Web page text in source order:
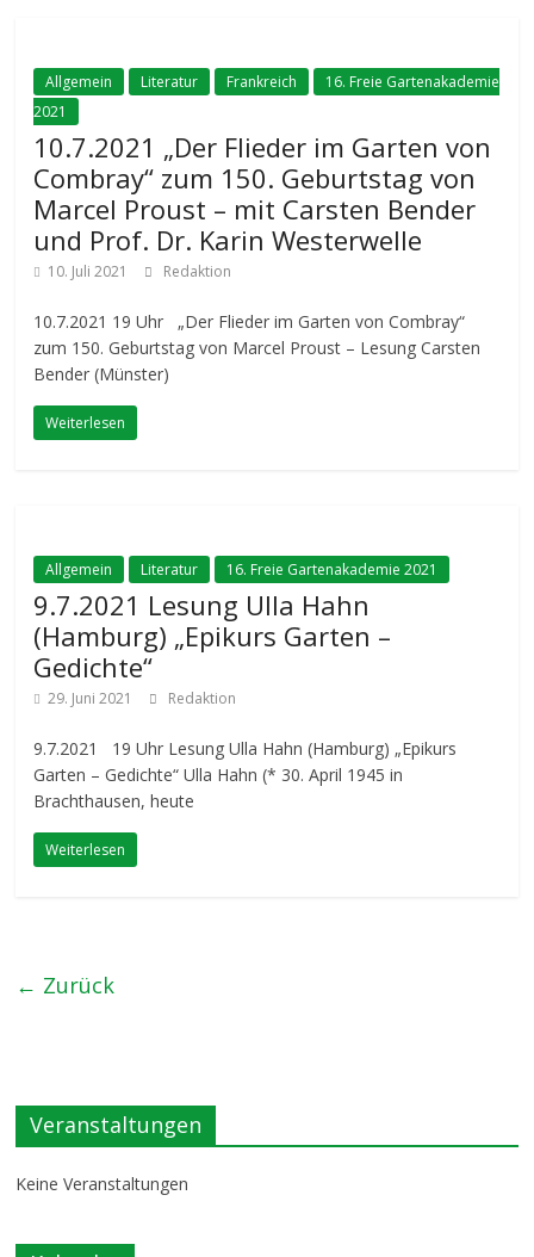
Allgemein Literatur Frankreich
16. Freie Gartenakademie
2021
10.7.2021 „Der Flieder im Garten von
Combray“ zum 150. Geburtstag von
Marcel Proust – mit Carsten Bender
und Prof. Dr. Karin Westerwelle
10. Juli 2021 Redaktion
10.7.2021 19 Uhr „Der Flieder im Garten von Combray“
zum 150. Geburtstag von Marcel Proust – Lesung Carsten
Bender (Münster)
Weiterlesen
Allgemein Literatur 16. Freie Gartenakademie 2021
9.7.2021 Lesung Ulla Hahn
(Hamburg) „Epikurs Garten –
Gedichte“
29. Juni 2021 Redaktion
9.7.2021 19 Uhr Lesung Ulla Hahn (Hamburg) „Epikurs
Garten – Gedichte“ Ulla Hahn (* 30. April 1945 in
Brachthausen, heute
Weiterlesen
← Zurück
Veranstaltungen
Keine Veranstaltungen